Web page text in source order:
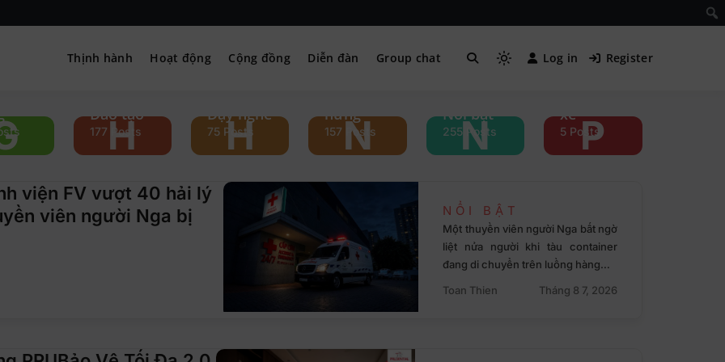
nghiệpThịnh hành Hoạt động Cộng đồng Diễn đàn Group chat Log in Register
H
Đào tạo
177 Posts H
Dạy nghề
75 Posts N
Người
hứng
157 Posts N
Nổi bật
255 Posts P
xe
5 Posts
viện FV vượt 40 hải lý
viên người Nga bị
NỔI BẬT
Một thuyền viên người Nga bất ngờ
liệt nửa người khi tàu container
đang di chuyển trên luồng hàng…
Toan Thien
Tháng 8 7, 2026